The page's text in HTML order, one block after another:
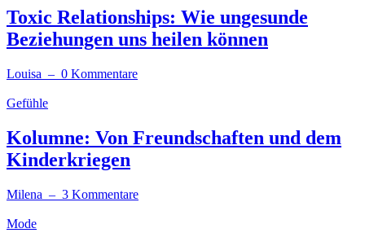
Toxic Relationships: Wie ungesunde
Beziehungen uns heilen können
Louisa – 0 Kommentare
Gefühle
Kolumne: Von Freundschaften und dem
Kinderkriegen
Milena – 3 Kommentare
Mode